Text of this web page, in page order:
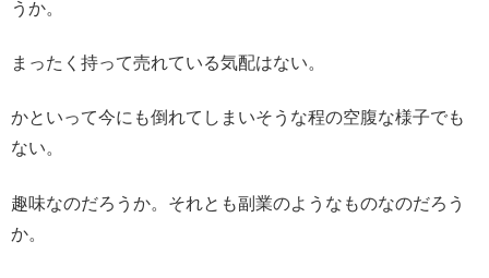
うか。
まったく持って売れている気配はない。
かといって今にも倒れてしまいそうな程の空腹な様子でも
ない。
趣味なのだろうか。それとも副業のようなものなのだろう
か。